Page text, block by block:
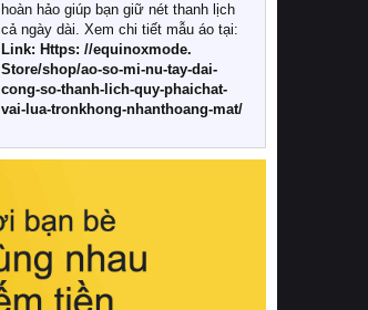
Khác với các dòng sản phẩm thông
thường, những bộ chăn ga gối đệm
cao cấp trải qua quy trình sản xuất
nghiêm ngặt từ khâu chọn lọc nguyên
liệu tự nhiên đến công nghệ dệt
nhuộm hiện đại không chứa hóa chất
này, bạn sẽ cảm nhận rõ rệt sự khác
hồi chuẩn xác của phần đệm nâng đỡ
cột sống.
Bên cạnh đó, việc lựa chọn các dòng
sản phẩm đạt chuẩn chất lượng quốc
hoàn hảo giúp bạn giữ nét thanh lịch
cả ngày dài. Xem chi tiết mẫu áo tại:
Link: Https: //equinoxmode.
Store/shop/ao-so-mi-nu-tay-dai-
cong-so-thanh-lich-quy-phaichat-
vai-lua-tronkhong-nhanthoang-mat/